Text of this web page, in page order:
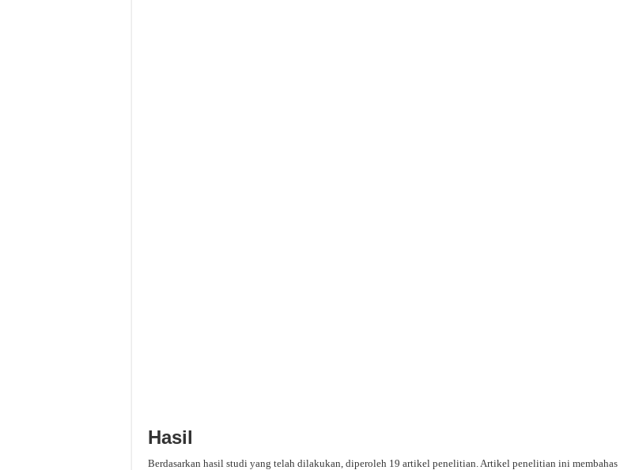
Hasil
Berdasarkan hasil studi yang telah dilakukan, diperoleh 19 artikel penelitian. Artikel penelitian ini membahas